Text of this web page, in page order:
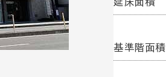
基準階面積